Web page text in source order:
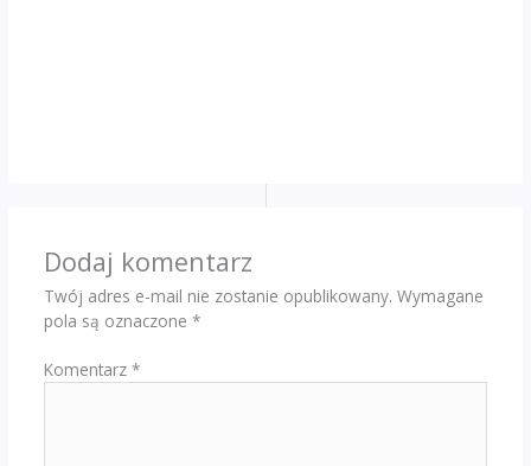
Dodaj komentarz
Twój adres e-mail nie zostanie opublikowany. Wymagane
pola są oznaczone *
Komentarz *